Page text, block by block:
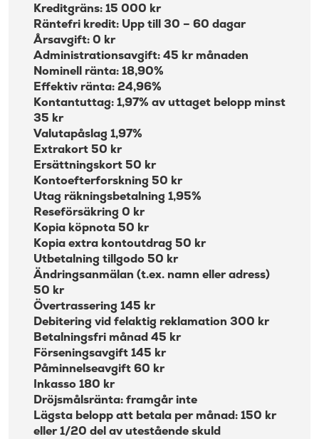
Kreditgräns: 15 000 kr
Räntefri kredit: Upp till 30 – 60 dagar
Årsavgift: 0 kr
Administrationsavgift: 45 kr månaden
Nominell ränta: 18,90%
Effektiv ränta: 24,96%
Kontantuttag: 1,97% av uttaget belopp minst
35 kr
Valutapåslag 1,97%
Extrakort 50 kr
Ersättningskort 50 kr
Kontoefterforskning 50 kr
Utag räkningsbetalning 1,95%
Reseförsäkring 0 kr
Kopia köpnota 50 kr
Kopia extra kontoutdrag 50 kr
Utbetalning tillgodo 50 kr
Ändringsanmälan (t.ex. namn eller adress)
50 kr
Övertrassering 145 kr
Debitering vid felaktig reklamation 300 kr
Betalningsfri månad 45 kr
Förseningsavgift 145 kr
Påminnelseavgift 60 kr
Inkasso 180 kr
Dröjsmålsränta: framgår inte
Lägsta belopp att betala per månad: 150 kr
eller 1/20 del av utestående skuld